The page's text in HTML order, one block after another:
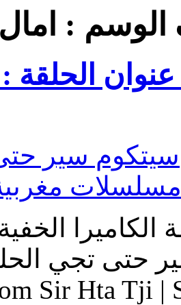
:
| سير حتى تجي 2 : عنوان
سير حتى تجي